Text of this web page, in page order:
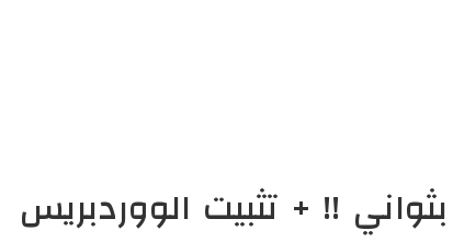
!! + تثبيت الووردبريس